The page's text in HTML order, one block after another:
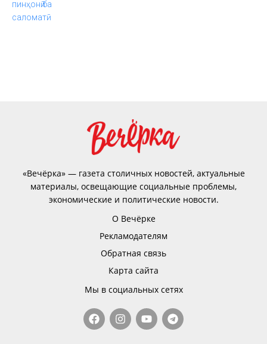
«Вечёрка» — газета столичных новостей, актуальные
материалы, освещающие социальные проблемы,
экономические и политические новости.
О Вечёрке
Рекламодателям
Обратная связь
Карта сайта
Мы в социальных сетях